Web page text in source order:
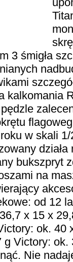
3 śmigła
kalkomania
w skali
bukszpryt
na
od 12
x 15 x
ok.
Victory:
Nie